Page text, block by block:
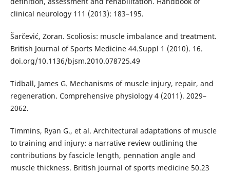
clinical neurology 111 (2013): 183–195.
Šarčević, Zoran. Scoliosis: muscle imbalance and treatment.
British Journal of Sports Medicine 44.Suppl 1 (2010). 16.
doi.org/10.1136/bjsm.2010.078725.49
Tidball, James G. Mechanisms of muscle injury, repair, and
regeneration. Comprehensive physiology 4 (2011). 2029–
2062.
Timmins, Ryan G., et al. Architectural adaptations of muscle
to training and injury: a narrative review outlining the
contributions by fascicle length, pennation angle and
muscle thickness. British journal of sports medicine 50.23